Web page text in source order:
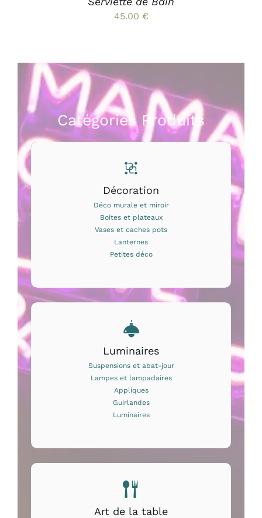
45.00 €
Catégories Produits
Décoration
Déco murale et miroir
Boites et plateaux
Vases et caches pots
Lanternes
Petites déco
Luminaires
Suspensions et abat-jour
Lampes et lampadaires
Appliques
Guirlandes
Luminaires
Art de la table